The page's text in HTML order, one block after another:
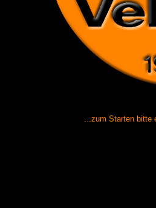
...zum Starten bitte